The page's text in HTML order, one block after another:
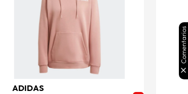
ADIDAS
Comentarios